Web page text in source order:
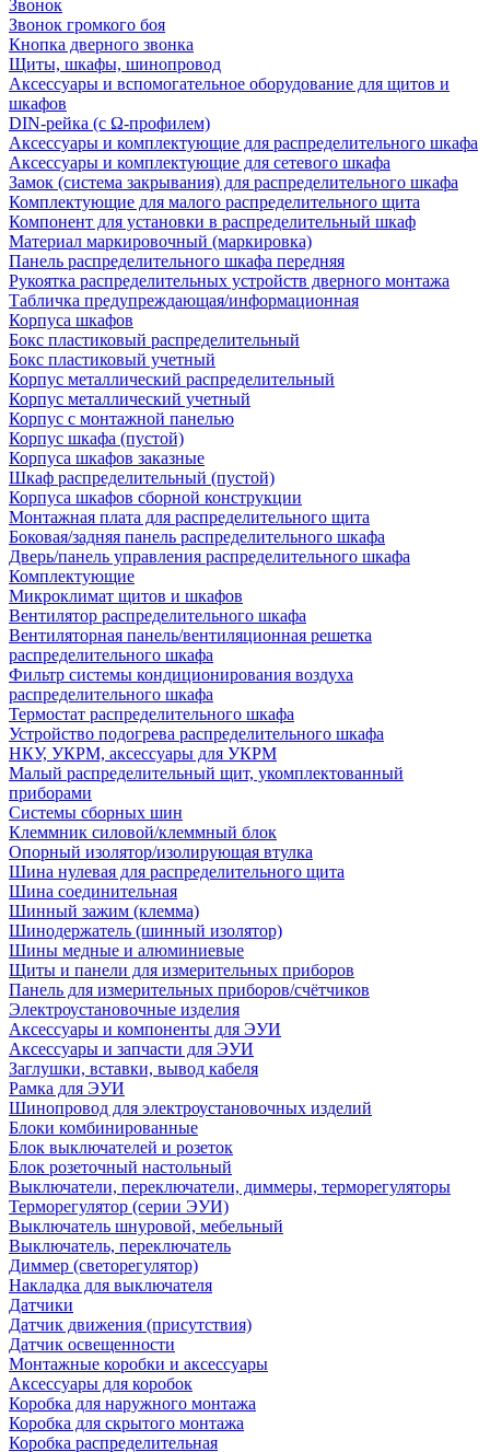
Звонок
Звонок громкого боя
Кнопка дверного звонка
Щиты, шкафы, шинопровод
Аксессуары и вспомогательное оборудование для щитов и
шкафов
DIN-рейка (с Ω-профилем)
Аксессуары и комплектующие для распределительного шкафа
Аксессуары и комплектующие для сетевого шкафа
Замок (система закрывания) для распределительного шкафа
Комплектующие для малого распределительного щита
Компонент для установки в распределительный шкаф
Материал маркировочный (маркировка)
Панель распределительного шкафа передняя
Рукоятка распределительных устройств дверного монтажа
Табличка предупреждающая/информационная
Корпуса шкафов
Бокс пластиковый распределительный
Бокс пластиковый учетный
Корпус металлический распределительный
Корпус металлический учетный
Корпус с монтажной панелью
Корпус шкафа (пустой)
Корпуса шкафов заказные
Шкаф распределительный (пустой)
Корпуса шкафов сборной конструкции
Монтажная плата для распределительного щита
Боковая/задняя панель распределительного шкафа
Дверь/панель управления распределительного шкафа
Комплектующие
Микроклимат щитов и шкафов
Вентилятор распределительного шкафа
Вентиляторная панель/вентиляционная решетка
распределительного шкафа
Фильтр системы кондиционирования воздуха
распределительного шкафа
Термостат распределительного шкафа
Устройство подогрева распределительного шкафа
НКУ, УКРМ, аксессуары для УКРМ
Малый распределительный щит, укомплектованный
приборами
Системы сборных шин
Клеммник силовой/клеммный блок
Опорный изолятор/изолирующая втулка
Шина нулевая для распределительного щита
Шина соединительная
Шинный зажим (клемма)
Шинодержатель (шинный изолятор)
Шины медные и алюминиевые
Щиты и панели для измерительных приборов
Панель для измерительных приборов/счётчиков
Электроустановочные изделия
Аксессуары и компоненты для ЭУИ
Аксессуары и запчасти для ЭУИ
Заглушки, вставки, вывод кабеля
Рамка для ЭУИ
Шинопровод для электроустановочных изделий
Блоки комбинированные
Блок выключателей и розеток
Блок розеточный настольный
Выключатели, переключатели, диммеры, терморегуляторы
Терморегулятор (серии ЭУИ)
Выключатель шнуровой, мебельный
Выключатель, переключатель
Диммер (светорегулятор)
Накладка для выключателя
Датчики
Датчик движения (присутствия)
Датчик освещенности
Монтажные коробки и аксессуары
Аксессуары для коробок
Коробка для наружного монтажа
Коробка для скрытого монтажа
Коробка распределительная